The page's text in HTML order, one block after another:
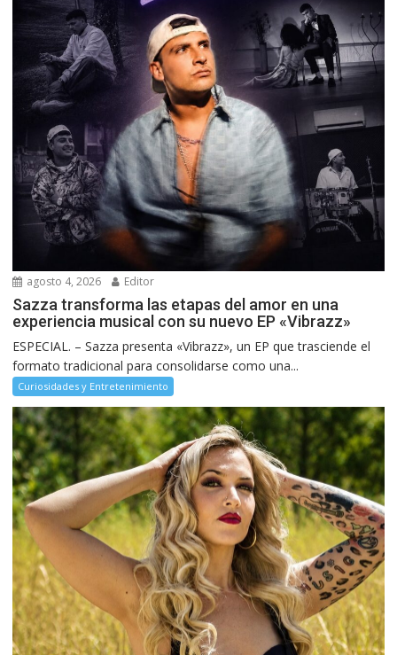
agosto 4, 2026 Editor
Sazza transforma las etapas del amor en una
experiencia musical con su nuevo EP «Vibrazz»
ESPECIAL. – Sazza presenta «Vibrazz», un EP que trasciende el
formato tradicional para consolidarse como una...
Curiosidades y Entretenimiento